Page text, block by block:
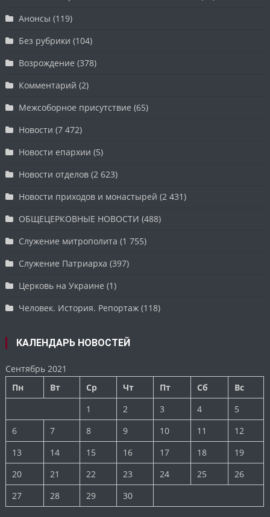
Анонсы (119)
Без рубрики (104)
Возрождение (378)
Комментарий (2)
Межсоборное присутствие (65)
Новости (7 472)
Новости епархии (5)
Новости отделов (2 623)
Новости приходов и монастырей (2 431)
ОБЩЕЦЕРКОВНЫЕ НОВОСТИ (488)
Служение митрополита (1 755)
Служение Патриарха (397)
Церковь на Украине (1)
Человек. История. Репортаж (118)
КАЛЕНДАРЬ НОВОСТЕЙ
Сентябрь 2021
Пн
Вт Ср Чт Пт Сб
Вс
1
2 3 4
5
6
7 8 9 10 11
12
13
14 15 16 17 18
19
20
21 22 23 24 25
26
27
28 29 30